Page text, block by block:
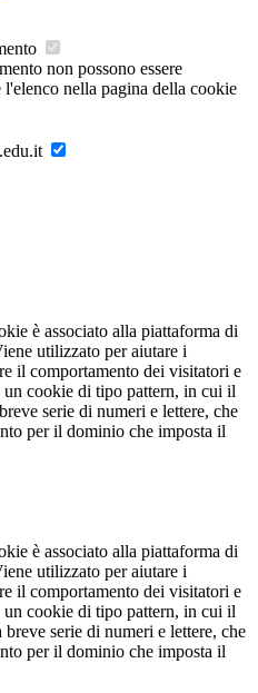
non possono essere
nella pagina della cookie
è associato alla piattaforma di
utilizzato per aiutare i
il comportamento dei visitatori e
cookie di tipo pattern, in cui il
serie di numeri e lettere, che
per il dominio che imposta il
è associato alla piattaforma di
utilizzato per aiutare i
il comportamento dei visitatori e
cookie di tipo pattern, in cui il
serie di numeri e lettere, che
per il dominio che imposta il